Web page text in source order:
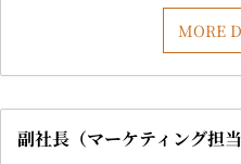
MORE
副社長（マーケティング担